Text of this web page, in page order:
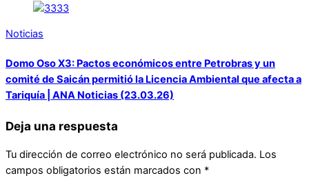
Noticias
Domo Oso X3: Pactos económicos entre Petrobras y un
comité de Saicán permitió la Licencia Ambiental que afecta a
Tariquía | ANA Noticias (23.03.26)
Deja una respuesta
Tu dirección de correo electrónico no será publicada. Los
campos obligatorios están marcados con *